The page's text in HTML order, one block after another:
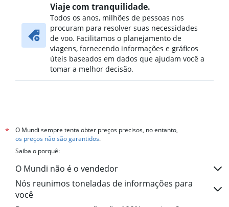
Viaje com tranquilidade.
Todos os anos, milhões de pessoas nos
procuram para resolver suas necessidades
de voo. Facilitamos o planejamento de
viagens, fornecendo informações e gráficos
úteis baseados em dados que ajudam você a
tomar a melhor decisão.
*
O Mundi sempre tenta obter preços precisos, no entanto,
os preços não são garantidos.
Saiba o porquê:
O Mundi não é o vendedor
Nós reunimos toneladas de informações para
você